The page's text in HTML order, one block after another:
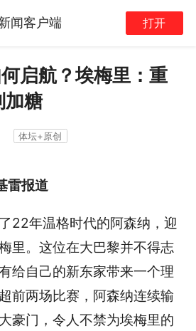
闻客户端 打开
启航？埃梅里：重
加糖
体坛+原创
雷报道
22年温格时代的阿森纳，迎
里。这位在大巴黎并不得志
给自己的新东家带来一个理
前两场比赛，阿森纳连续输
豪门，令人不禁为埃梅里的